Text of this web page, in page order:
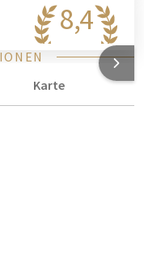
8,4
Karte